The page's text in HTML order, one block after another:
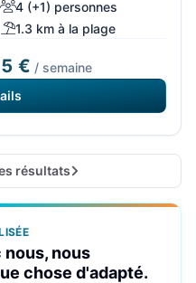
4 (+1) personnes
1.3 km à la plage
€ / semaine
résultats
nous
chose d'adapté.